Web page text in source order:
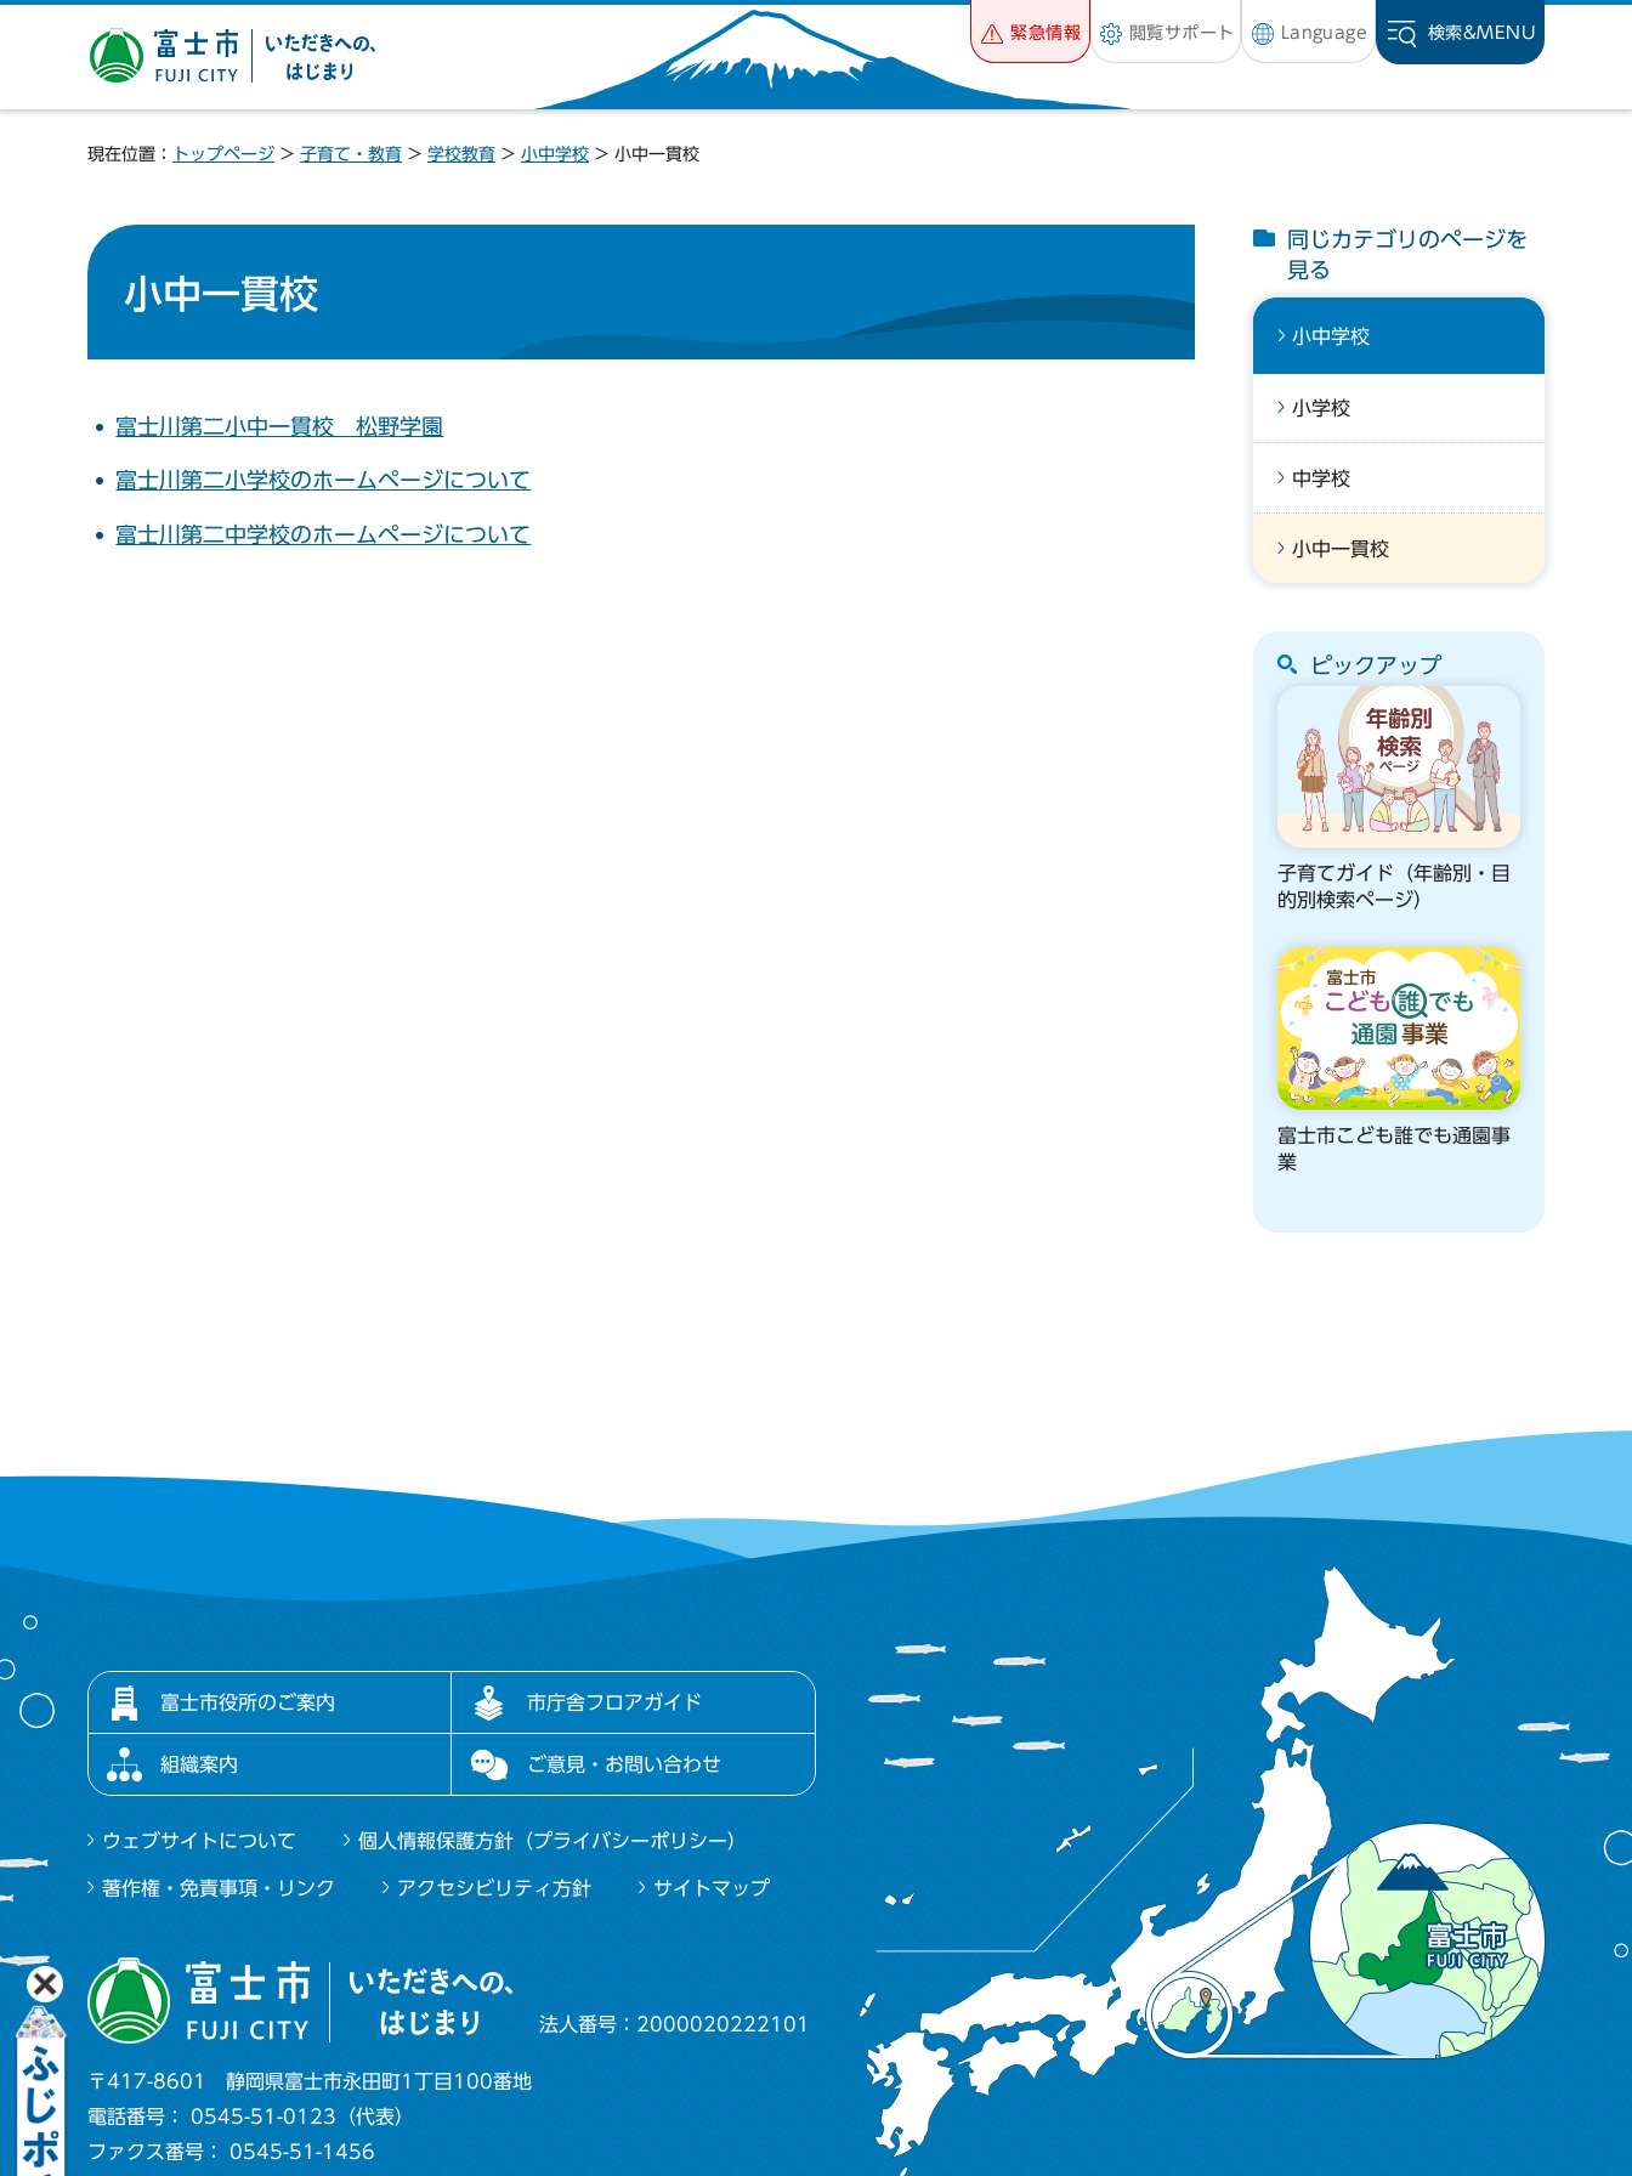
富士市 いただきへの、は
じまり
緊急情報 閲覧サポート Language 検索&MENU
現在位置： トップページ > 子育て・教育 > 学校教育 > 小中学校 > 小中一貫校
小中一貫校
富士川第二小中一貫校 松野学園
富士川第二小学校のホームページについて
富士川第二中学校のホームページについて
同じカテゴリのページを
見る
小中学校
小学校
中学校
小中一貫校
ピックアップ
子育てガイド（年齢別・目
的別検索ページ）
富士市こども誰でも通園事
業
富士市役所のご案内 市庁舎フロアガイド
組織案内 ご意見・お問い合わせ
ウェブサイトについて 個人情報保護方針（プライバシーポリシー）
著作権・免責事項・リンク アクセシビリティ方針 サイトマップ
法人番号：2000020222101
〒417-8601 静岡県富士市永田町1丁目100番地
電話番号： 0545-51-0123（代表）
ファクス番号： 0545-51-1456